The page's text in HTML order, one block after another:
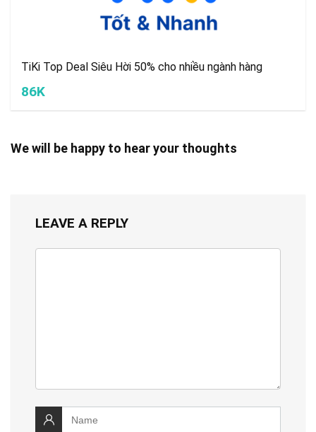
TiKi Top Deal Siêu Hời 50% cho nhiều ngành hàng
86K
We will be happy to hear your thoughts
LEAVE A REPLY